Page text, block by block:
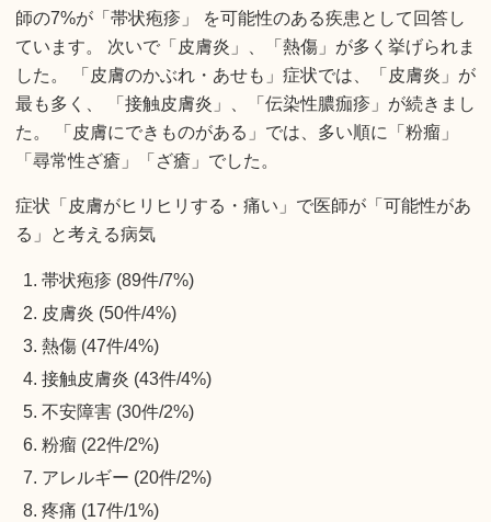
師の7%が「帯状疱疹」 を可能性のある疾患として回答し
ています。 次いで「皮膚炎」、「熱傷」が多く挙げられま
した。 「皮膚のかぶれ・あせも」症状では、「皮膚炎」が
最も多く、 「接触皮膚炎」、「伝染性膿痂疹」が続きまし
た。 「皮膚にできものがある」では、多い順に「粉瘤」
「尋常性ざ瘡」「ざ瘡」でした。
症状「皮膚がヒリヒリする・痛い」で医師が「可能性があ
る」と考える病気
帯状疱疹 (89件/7%)
皮膚炎 (50件/4%)
熱傷 (47件/4%)
接触皮膚炎 (43件/4%)
不安障害 (30件/2%)
粉瘤 (22件/2%)
アレルギー (20件/2%)
疼痛 (17件/1%)